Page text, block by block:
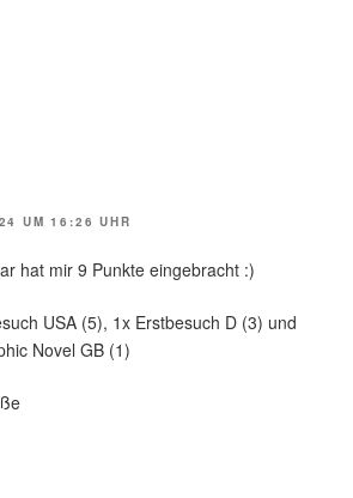
UM 16:26 UHR
hat mir 9 Punkte eingebracht :)
USA (5), 1x Erstbesuch D (3) und
Novel GB (1)